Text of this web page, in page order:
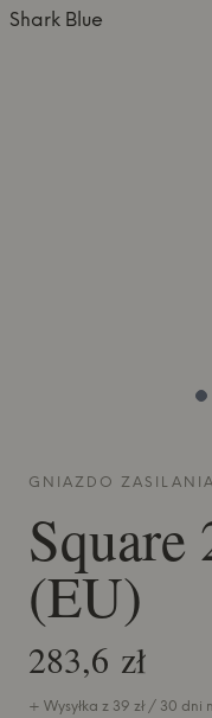
GNIAZDO
(EU)
283,6 zł
+ Wysyłka z 39 zł / 30 dni